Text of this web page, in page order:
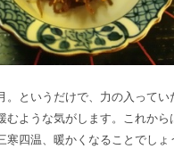
。というだけで、力の入ってい
むような気がします。これから
寒四温、暖かくなることでしょ